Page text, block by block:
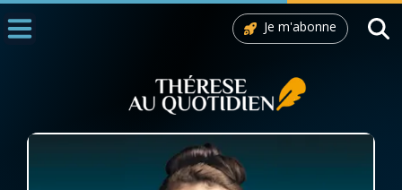
La Messe
Je m'abonne